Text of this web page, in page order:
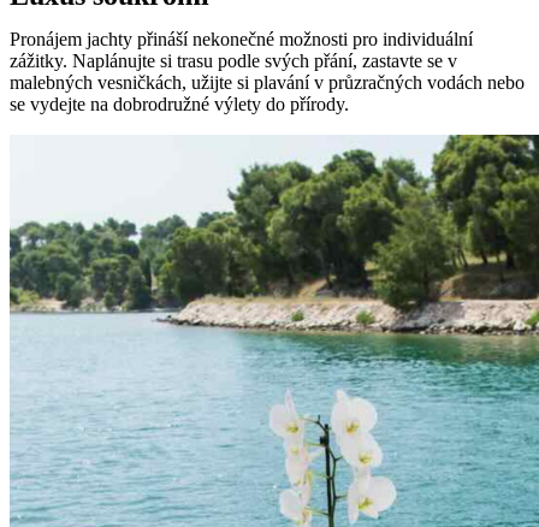
Pronájem jachty přináší nekonečné možnosti pro individuální
zážitky. Naplánujte si trasu podle svých přání, zastavte se v
malebných vesničkách, užijte si plavání v průzračných vodách nebo
se vydejte na dobrodružné výlety do přírody.